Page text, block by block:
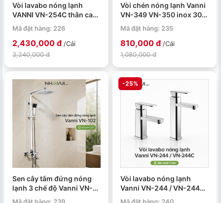
Vòi lavabo nóng lạnh
VANNI VN-254C thân cao
30cm màu vàng
Mã đặt hàng: 226
2,430,000 đ /Cái
3,240,000 đ
Vòi chén nóng lạnh Vanni
VN-349 VN-350 inox 304
phủ nano đen
Mã đặt hàng: 235
810,000 đ /Cái
1,080,000 đ
Sen cây tắm đứng nóng
lạnh 3 chế độ Vanni VN-
102 đồng thau mạ chrome
-25%
Vòi lavabo nóng lạnh
Vanni VN-244 / VN-244C
đồng thau mạ chrome